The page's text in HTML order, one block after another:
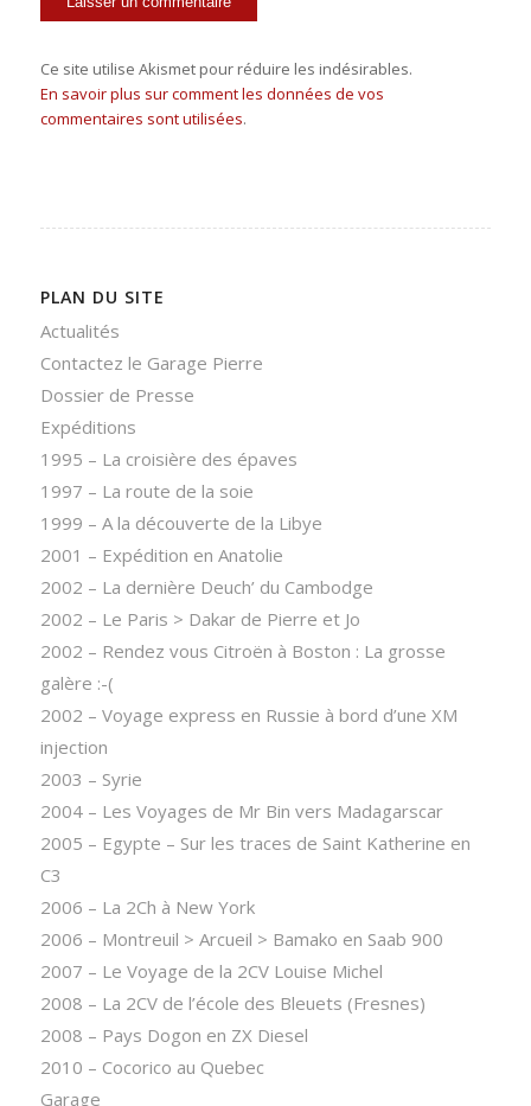
Ce site utilise Akismet pour réduire les indésirables.
En savoir plus sur comment les données de vos
commentaires sont utilisées.
PLAN DU SITE
Actualités
Contactez le Garage Pierre
Dossier de Presse
Expéditions
1995 – La croisière des épaves
1997 – La route de la soie
1999 – A la découverte de la Libye
2001 – Expédition en Anatolie
2002 – La dernière Deuch’ du Cambodge
2002 – Le Paris > Dakar de Pierre et Jo
2002 – Rendez vous Citroën à Boston : La grosse
galère :-(
2002 – Voyage express en Russie à bord d’une XM
injection
2003 – Syrie
2004 – Les Voyages de Mr Bin vers Madagarscar
2005 – Egypte – Sur les traces de Saint Katherine en
C3
2006 – La 2Ch à New York
2006 – Montreuil > Arcueil > Bamako en Saab 900
2007 – Le Voyage de la 2CV Louise Michel
2008 – La 2CV de l’école des Bleuets (Fresnes)
2008 – Pays Dogon en ZX Diesel
2010 – Cocorico au Quebec
Garage